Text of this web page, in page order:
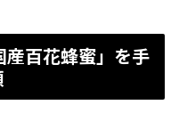
百花蜂蜜」を手